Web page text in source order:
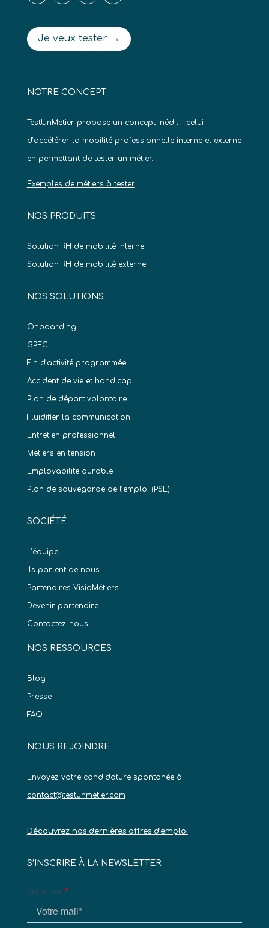
Je veux tester →
NOTRE CONCEPT
TestUnMetier propose un concept inédit – celui
d’accélérer la mobilité professionnelle interne et externe
en permettant de tester un métier.
Exemples de métiers à tester
NOS PRODUITS
Solution RH de mobilité interne
Solution RH de mobilité externe
NOS SOLUTIONS
Onboarding
GPEC
Fin d’activité programmée
Accident de vie et handicap
Plan de départ volontaire
Fluidifier la communication
Entretien professionnel
Metiers en tension
Employabilite durable
Plan de sauvegarde de l’emploi (PSE)
SOCIÉTÉ
L’équipe
Ils parlent de nous
Partenaires VisioMétiers
Devenir partenaire
Contactez-nous
NOS RESSOURCES
Blog
Presse
FAQ
NOUS REJOINDRE
Envoyez votre candidature spontanée à
contact@testunmetier.com
Découvrez nos dernières offres d’emploi
S’INSCRIRE À LA NEWSLETTER